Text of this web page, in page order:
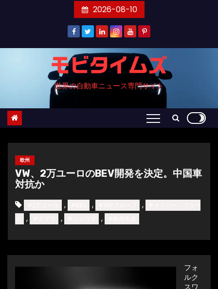
ン
プ
2026-08-10
モビタイムズ
世界の自動車ニュース専門サイト
欧州
VW、2万ユーロのBEV開発を決定。中国車
対抗か
, , ,
, , ,
フォ
ルク
スワ